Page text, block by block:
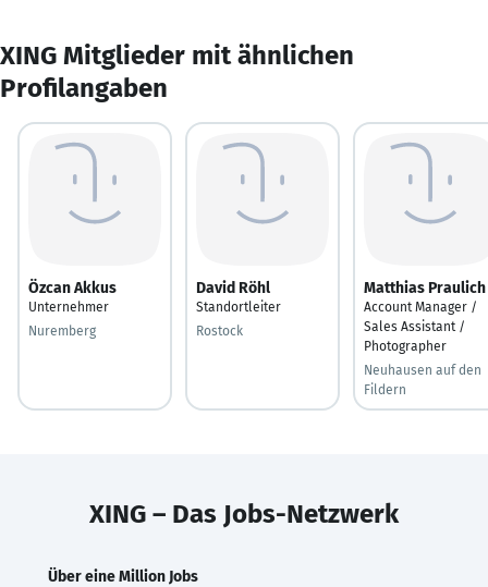
XING Mitglieder mit ähnlichen
Profilangaben
Özcan Akkus
Unternehmer
Nuremberg
David Röhl
Standortleiter
Rostock
Matthias Praulich
Account Manager /
Sales Assistant /
Photographer
Neuhausen auf den
Fildern
XING – Das Jobs-Netzwerk
Über eine Million Jobs